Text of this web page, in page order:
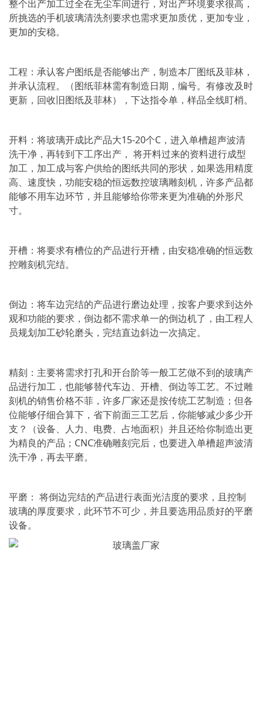
整个出产加工过全在无尘车间进行，对出产环境要求很高，
所挑选的手机玻璃清洗剂要求也需求更加质优，更加专业，
更加的安稳。
工程：承认客户图纸是否能够出产，制造本厂图纸及菲林，
并承认流程。（图纸菲林需有制造日期，编号。有修改及时
更新，回收旧图纸及菲林），下达指令单，样品全线盯梢。
开料：将玻璃开成比产品大15-20个C，进入单槽超声波清
洗干净，再转到下工序出产， 将开料过来的资料进行成型
加工，加工成与客户供给的图纸共同的形状，如果选用精度
高、速度快，功能安稳的恒远数控玻璃雕刻机，许多产品都
能够不用车边环节，并且能够给你带来更为准确的外形尺
寸。
开槽：将要求有槽位的产品进行开槽，由安稳准确的恒远数
控雕刻机完结。
倒边：将车边完结的产品进行磨边处理，按客户要求到达外
观和功能的要求，倒边都不需求单一的倒边机了，由工程人
员规划加工砂轮磨头，完结直边斜边一次搞定。
精刻：主要将需求打孔和开台阶等一般工艺做不到的玻璃产
品进行加工，也能够替代车边、开槽、倒边等工艺。不过雕
刻机的销售价格不菲，许多厂家还是按传统工艺制造；但各
位能够仔细合算下，省下前面三工艺后，你能够减少多少开
支？（设备、人力、电费、占地面积）并且还给你制造出更
为精良的产品；CNC准确雕刻完后，也要进入单槽超声波清
洗干净，再去平磨。
平磨： 将倒边完结的产品进行表面光洁度的要求，且控制
玻璃的厚度要求，此环节不可少，并且要选用品质好的平磨
设备。